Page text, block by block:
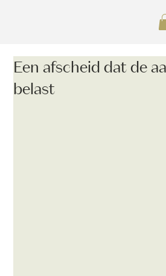
Een afscheid dat de
belast